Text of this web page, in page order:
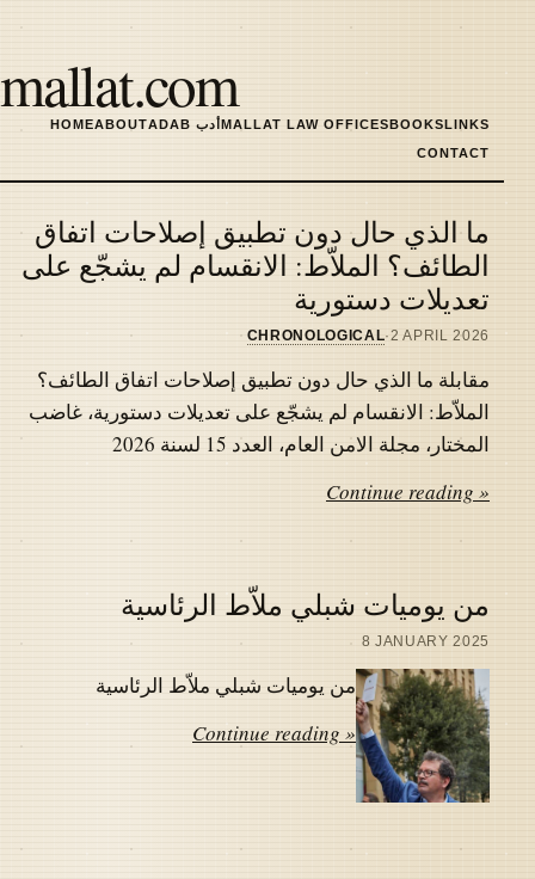
main
content
mallat.com
HOMEABOUT ADAB أدبMALLAT LAW OFFICESBOOKSLINKS
CONTACT
Latest
articles
ما الذي حال دون تطبيق إصلاحات اتفاق
الطائف؟ الملاّط: الانقسام لم يشجّع على
تعديلات دستورية
2 APRIL 2026
·
CHRONOLOGICAL
مقابلة ما الذي حال دون تطبيق إصلاحات اتفاق الطائف؟
الملاّط: الانقسام لم يشجّع على تعديلات دستورية، غاضب
المختار، مجلة الامن العام، العدد 15 لسنة 2026
Continue reading »
من يوميات شبلي ملاّط الرئاسية
8 JANUARY 2025
من يوميات شبلي ملاّط الرئاسية
Continue reading »